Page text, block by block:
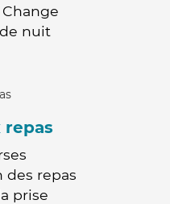
nuit
repas
des repas
prise